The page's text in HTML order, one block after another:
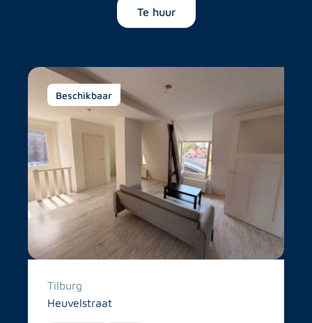
Te huur
Beschikbaar
Tilburg
Heuvelstraat